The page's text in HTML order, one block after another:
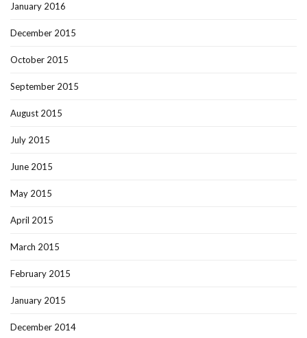
January 2016
December 2015
October 2015
September 2015
August 2015
July 2015
June 2015
May 2015
April 2015
March 2015
February 2015
January 2015
December 2014